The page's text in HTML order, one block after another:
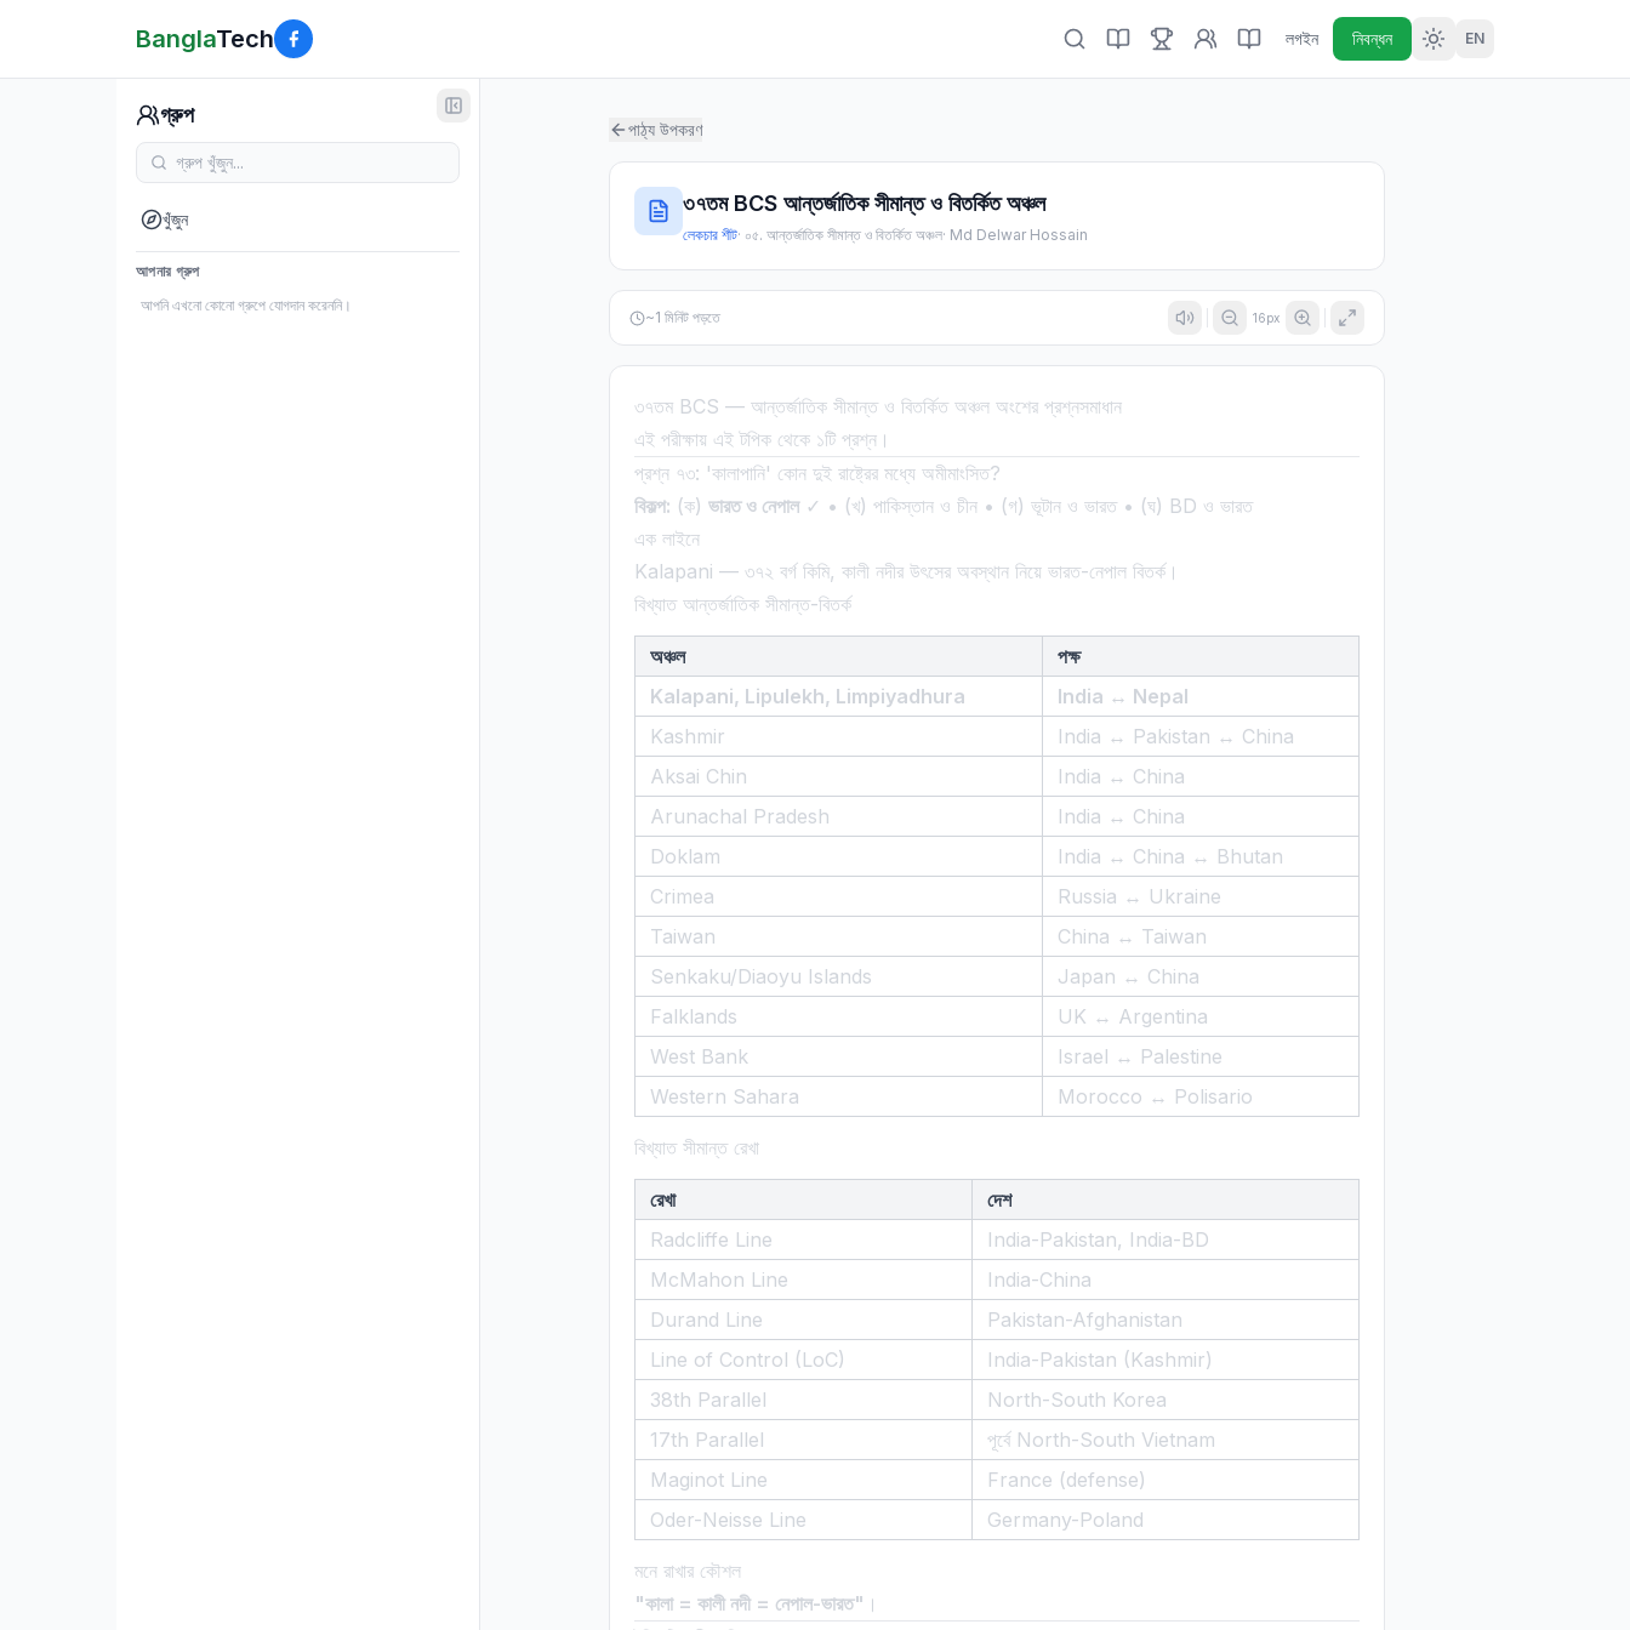
BanglaTech লগইন নিবন্ধন EN
গ্রুপ
খুঁজুন
আপনার গ্রুপ
আপনি এখনো কোনো গ্রুপে যোগদান করেননি।
পাঠ্য উপকরণ
৩৭তম BCS আন্তর্জাতিক সীমান্ত ও বিতর্কিত অঞ্চল
লেকচার শীট· ০৫. আন্তর্জাতিক সীমান্ত ও বিতর্কিত অঞ্চল· Md Delwar Hossain
~1 মিনিট পড়তে 16px
৩৭তম BCS — আন্তর্জাতিক সীমান্ত ও বিতর্কিত অঞ্চল অংশের প্রশ্নসমাধান
এই পরীক্ষায় এই টপিক থেকে ১টি প্রশ্ন।
প্রশ্ন ৭৩: 'কালাপানি' কোন দুই রাষ্ট্রের মধ্যে অমীমাংসিত?
বিকল্প: (ক) ভারত ও নেপাল✓ • (খ) পাকিস্তান ও চীন • (গ) ভূটান ও ভারত • (ঘ) BD ও ভারত
এক লাইনে
Kalapani — ৩৭২ বর্গ কিমি, কালী নদীর উৎসের অবস্থান নিয়ে ভারত-নেপাল বিতর্ক।
বিখ্যাত আন্তর্জাতিক সীমান্ত-বিতর্ক
অঞ্চল
পক্ষ
Kalapani, Lipulekh, Limpiyadhura
India ↔ Nepal
Kashmir
India ↔ Pakistan ↔ China
Aksai Chin
India ↔ China
Arunachal Pradesh
India ↔ China
Doklam
India ↔ China ↔ Bhutan
Crimea
Russia ↔ Ukraine
Taiwan
China ↔ Taiwan
Senkaku/Diaoyu Islands
Japan ↔ China
Falklands
UK ↔ Argentina
West Bank
Israel ↔ Palestine
Western Sahara
Morocco ↔ Polisario
বিখ্যাত সীমান্ত রেখা
রেখা
দেশ
Radcliffe Line
India-Pakistan, India-BD
McMahon Line
India-China
Durand Line
Pakistan-Afghanistan
Line of Control (LoC)
India-Pakistan (Kashmir)
38th Parallel
North-South Korea
17th Parallel
পূর্বে North-South Vietnam
Maginot Line
France (defense)
Oder-Neisse Line
Germany-Poland
মনে রাখার কৌশল
"কালা = কালী নদী = নেপাল-ভারত" ।